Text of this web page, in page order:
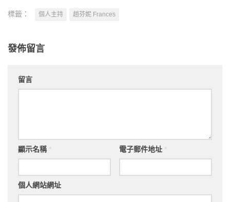
標籤： 個人主持 趙芬妮 Frances
發佈留言
留言
顯示名稱 電子郵件地址
個人網站網址